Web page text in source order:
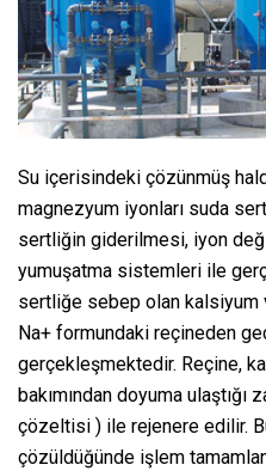
Su içerisindeki çözünmüş
magnezyum iyonları suda
sertliğin giderilmesi, iyon
yumuşatma sistemleri ile
sertliğe sebep olan kalsiyum
Na+ formundaki reçineden
gerçekleşmektedir. Reçine,
bakımından doyuma
çözeltisi ) ile rejenere edilir.
çözüldüğünde işlem